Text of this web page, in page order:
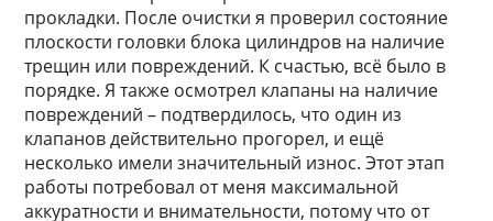
прокладки. После очистки я проверил состояние
плоскости головки блока цилиндров на наличие
трещин или повреждений. К счастью, всё было в
порядке. Я также осмотрел клапаны на наличие
повреждений – подтвердилось, что один из
клапанов действительно прогорел, и ещё
несколько имели значительный износ. Этот этап
работы потребовал от меня максимальной
аккуратности и внимательности, потому что от